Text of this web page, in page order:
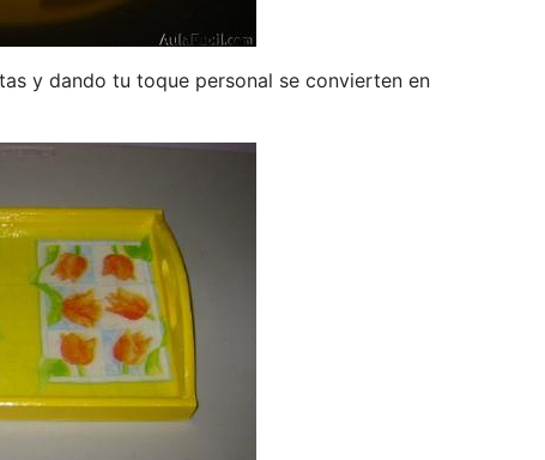
y dando tu toque personal se convierten en